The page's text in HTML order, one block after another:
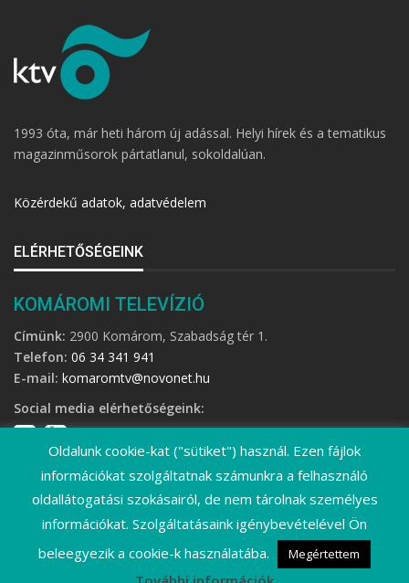
1993 óta, már heti három új adással. Helyi hírek és a tematikus
magazinműsorok pártatlanul, sokoldalúan.
Közérdekű adatok, adatvédelem
ELÉRHETŐSÉGEINK
KOMÁROMI TELEVÍZIÓ
Címünk: 2900 Komárom, Szabadság tér 1.
Telefon: 06 34 341 941
E-mail: komaromtv@novonet.hu
Social media elérhetőségeink:
©2026 Komáromi Televízió • Minden jog fenntartva!
Oldalunk cookie-kat ("sütiket") használ. Ezen fájlok
információkat szolgáltatnak számunkra a felhasználó
oldallátogatási szokásairól, de nem tárolnak személyes
információkat. Szolgáltatásaink igénybevételével Ön
beleegyezik a cookie-k használatába.
Megértettem